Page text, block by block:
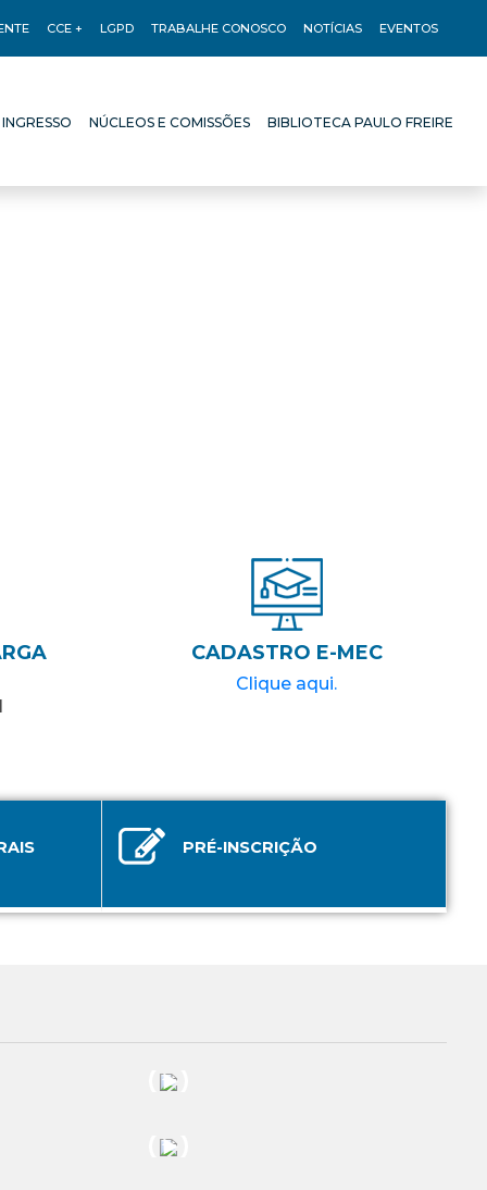
CCE + LGPD TRABALHE CONOSCO NOTÍCIAS EVENTOS
NÚCLEOS E COMISSÕES
BIBLIOTECA PAULO FREIRE
CADASTRO E-MEC
Clique aqui.
PRÉ-INSCRIÇÃO